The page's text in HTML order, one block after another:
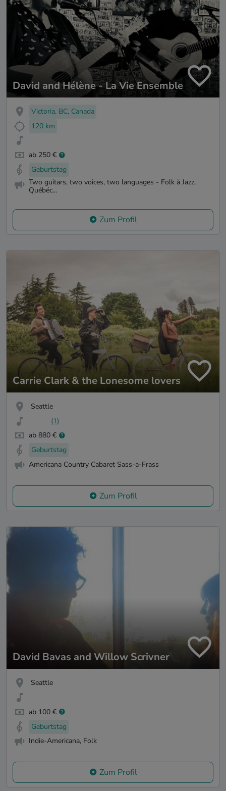
David and Hélène - La Vie Ensemble
Victoria, BC, Canada
120 km
ab 250 €
Geburtstag
Two guitars, two voices, two languages - Folk à Jazz,
Québéc...
Zum Profil
Carrie Clark & the Lonesome lovers
Seattle
(1)
ab 880 €
Geburtstag
Americana Country Cabaret Sass-a-Frass
Zum Profil
David Bavas and Willow Scrivner
Seattle
ab 100 €
Geburtstag
Indie-Americana, Folk
Zum Profil